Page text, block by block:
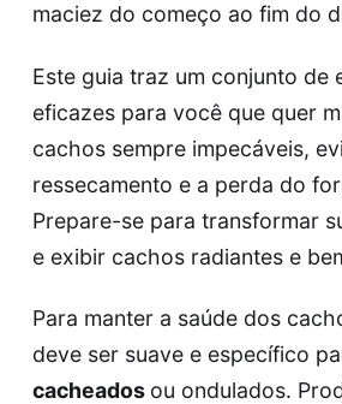
maciez do começo ao fim do
Este guia traz um conjunto de
eficazes para você que quer
cachos sempre impecáveis,
ressecamento e a perda do
Prepare-se para transformar
e exibir cachos radiantes e
Para manter a saúde dos
deve ser suave e específico
cacheados ou ondulados.